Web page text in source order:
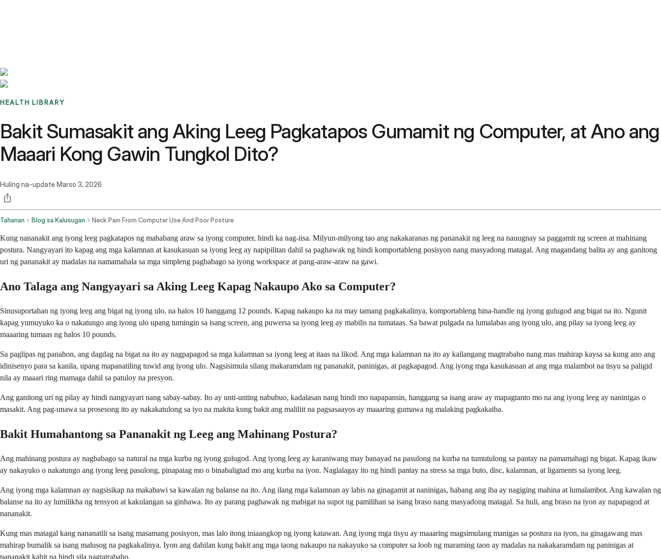
HEALTH LIBRARY
Bakit Sumasakit ang Aking Leeg Pagkatapos Gumamit ng Computer, at Ano ang
Maaari Kong Gawin Tungkol Dito?
Huling na-update Marso 3, 2026
Tahanan Blog sa Kalusugan Neck Pain From Computer Use And Poor Posture
Kung nananakit ang iyong leeg pagkatapos ng mahabang araw sa iyong computer, hindi ka nag-iisa. Milyun-milyong tao ang nakakaranas ng pananakit ng leeg na nauugnay sa paggamit ng screen at mahinang
postura. Nangyayari ito kapag ang mga kalamnan at kasukasuan sa iyong leeg ay napipilitan dahil sa paghawak ng hindi komportableng posisyon nang masyadong matagal. Ang magandang balita ay ang ganitong
uri ng pananakit ay madalas na namamahala sa mga simpleng pagbabago sa iyong workspace at pang-araw-araw na gawi.
Ano Talaga ang Nangyayari sa Aking Leeg Kapag Nakaupo Ako sa Computer?
Sinusuportahan ng iyong leeg ang bigat ng iyong ulo, na halos 10 hanggang 12 pounds. Kapag nakaupo ka na may tamang pagkakalinya, komportableng hina-handle ng iyong gulugod ang bigat na ito. Ngunit
kapag yumuyuko ka o nakatungo ang iyong ulo upang tumingin sa isang screen, ang puwersa sa iyong leeg ay mabilis na tumataas. Sa bawat pulgada na lumalabas ang iyong ulo, ang pilay sa iyong leeg ay
maaaring tumaas ng halos 10 pounds.
Sa paglipas ng panahon, ang dagdag na bigat na ito ay nagpapagod sa mga kalamnan sa iyong leeg at itaas na likod. Ang mga kalamnan na ito ay kailangang magtrabaho nang mas mahirap kaysa sa kung ano ang
idinisenyo para sa kanila, upang mapanatiling tuwid ang iyong ulo. Nagsisimula silang makaramdam ng pananakit, paninigas, at pagkapagod. Ang iyong mga kasukasuan at ang mga malambot na tisyu sa paligid
nila ay maaari ring mamaga dahil sa patuloy na presyon.
Ang ganitong uri ng pilay ay hindi nangyayari nang sabay-sabay. Ito ay unti-unting nabubuo, kadalasan nang hindi mo napapansin, hanggang sa isang araw ay mapagtanto mo na ang iyong leeg ay naninigas o
masakit. Ang pag-unawa sa prosesong ito ay nakakatulong sa iyo na makita kung bakit ang maliliit na pagsasaayos ay maaaring gumawa ng malaking pagkakaiba.
Bakit Humahantong sa Pananakit ng Leeg ang Mahinang Postura?
Ang mahinang postura ay nagbabago sa natural na mga kurba ng iyong gulugod. Ang iyong leeg ay karaniwang may banayad na pasulong na kurba na tumutulong sa pantay na pamamahagi ng bigat. Kapag ikaw
ay nakayuko o nakatungo ang iyong leeg pasulong, pinapatag mo o binabaligtad mo ang kurba na iyon. Naglalagay ito ng hindi pantay na stress sa mga buto, disc, kalamnan, at ligaments sa iyong leeg.
Ang iyong mga kalamnan ay nagsisikap na makabawi sa kawalan ng balanse na ito. Ang ilang mga kalamnan ay labis na ginagamit at naninigas, habang ang iba ay nagiging mahina at lumalambot. Ang kawalan ng
balanse na ito ay lumilikha ng tensyon at kakulangan sa ginhawa. Ito ay parang paghawak ng mabigat na supot ng pamilihan sa isang braso nang masyadong matagal. Sa huli, ang braso na iyon ay napapagod at
nananakit.
Kung mas matagal kang nananatili sa isang masamang posisyon, mas lalo itong iniaangkop ng iyong katawan. Ang iyong mga tisyu ay maaaring magsimulang manigas sa postura na iyon, na ginagawang mas
mahirap bumalik sa isang malusog na pagkakalinya. Iyon ang dahilan kung bakit ang mga taong nakaupo na nakayuko sa computer sa loob ng maraming taon ay madalas na nakakaramdam ng paninigas at
pananakit kahit na hindi sila nagtatrabaho.